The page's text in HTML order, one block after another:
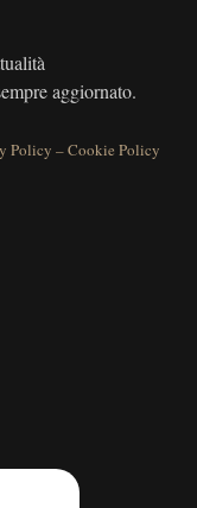
aggiornato.
Policy –Cookie Policy